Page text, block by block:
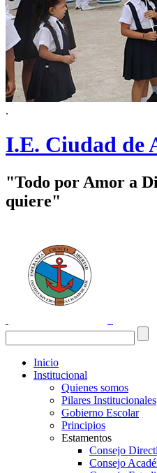
.
I.E. Ciudad de
"Todo por Amor a
quiere"
Inicio
Institucional
Quienes somos
Pilares Institucionales
Gobierno Escolar
Principios
Estamentos
Consejo
Consejo